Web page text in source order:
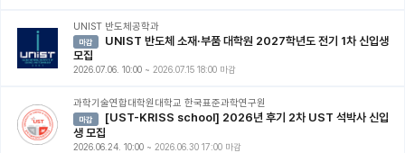
UNIST 반도체공학과
마감
모집
2026.07.06. 10:00 ~ 2026.07.15 18:00 마감
과학기술연합대학원대학교 한국표준과학연구원
마감
생 모집
2026.06.24. 10:00 ~ 2026.06.30 17:00 마감